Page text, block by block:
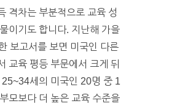
격차는 부분적으로 교육 성
이기도 합니다. 지난해 가을
보고서를 보면 미국인 다른
교육 평등 부문에서 크게 뒤
25~34세의 미국인 20명 중 1
모보다 더 높은 교육 수준을